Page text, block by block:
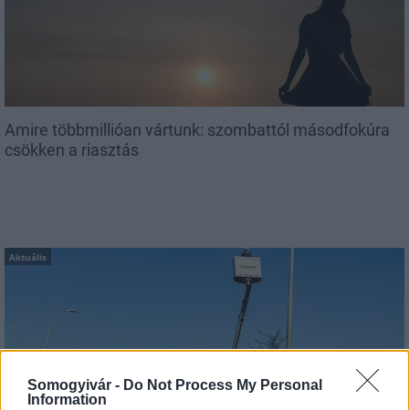
Somogyivár - Do Not Process My Personal
Information
Amire többmillióan vártunk: szombattól másodfokúra
csökken a riasztás
Aktuális